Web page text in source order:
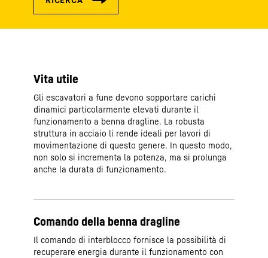
Vita utile
Gli escavatori a fune devono sopportare carichi
dinamici particolarmente elevati durante il
funzionamento a benna dragline. La robusta
struttura in acciaio li rende ideali per lavori di
movimentazione di questo genere. In questo modo,
non solo si incrementa la potenza, ma si prolunga
anche la durata di funzionamento.
Comando della benna dragline
Il comando di interblocco fornisce la possibilità di
recuperare energia durante il funzionamento con